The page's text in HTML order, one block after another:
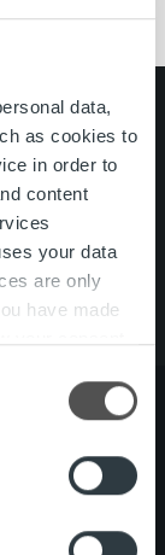
data,
as cookies to
in order to
content
your data
are only
have made
is processed
ads, to